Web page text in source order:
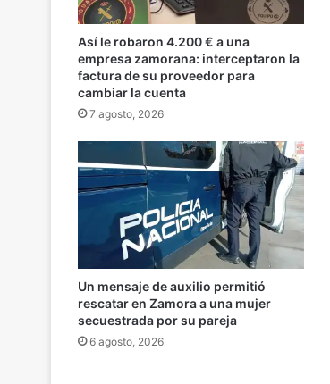
Así le robaron 4.200 € a una
empresa zamorana: interceptaron la
factura de su proveedor para
cambiar la cuenta
7 agosto, 2026
Un mensaje de auxilio permitió
rescatar en Zamora a una mujer
secuestrada por su pareja
6 agosto, 2026